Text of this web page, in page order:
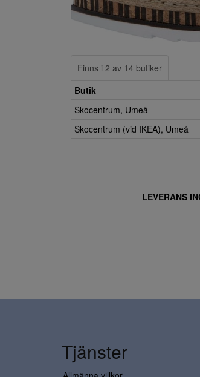
Finns i 2 av 14 butiker
Butik
Skocentrum, Umeå
Skocentrum (vid IKEA), Umeå
LEVERANS
Tjänster